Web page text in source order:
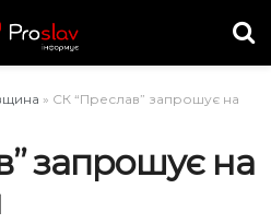
» СК “Преслав” запрошує на
запрошує на